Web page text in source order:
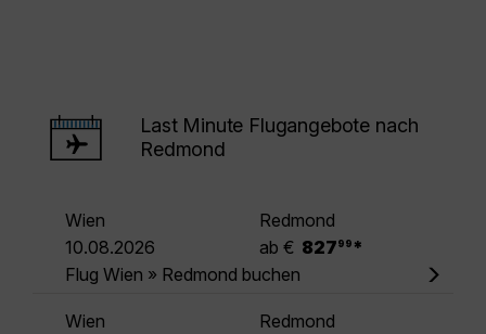
Last Minute Flugangebote nach
Redmond
Wien
Redmond
10.08.2026
ab € 827 99 *
Flug Wien » Redmond buchen
Wien
Redmond